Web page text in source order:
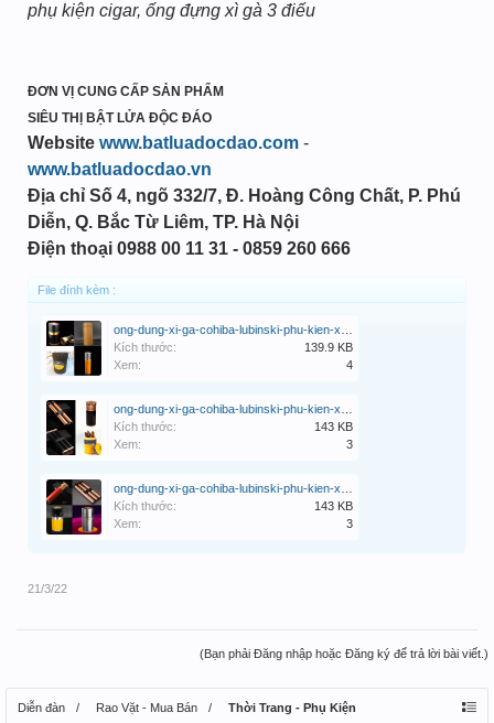
phụ kiện cigar, ống đựng xì gà 3 điếu
ĐƠN VỊ CUNG CẤP SẢN PHẨM
SIÊU THỊ BẬT LỬA ĐỘC ĐÁO
Website www.batluadocdao.com -
www.batluadocdao.vn
Địa chỉ Số 4, ngõ 332/7, Đ. Hoàng Công Chất, P. Phú
Diễn, Q. Bắc Từ Liêm, TP. Hà Nội
Điện thoại 0988 00 11 31 - 0859 260 666
File đính kèm :
Kích thước:
139.9 KB
Xem:
4
Kích thước:
143 KB
Xem:
3
Kích thước:
143 KB
Xem:
3
21/3/22
(Bạn phải Đăng nhập hoặc Đăng ký để trả lời bài viết.)
Diễn đàn Rao Vặt - Mua Bán Thời Trang - Phụ Kiện